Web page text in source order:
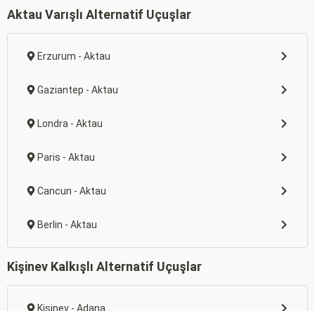
Aktau Varışlı Alternatif Uçuşlar
Erzurum - Aktau
Gaziantep - Aktau
Londra - Aktau
Paris - Aktau
Cancun - Aktau
Berlin - Aktau
Kişinev Kalkışlı Alternatif Uçuşlar
Kişinev - Adana